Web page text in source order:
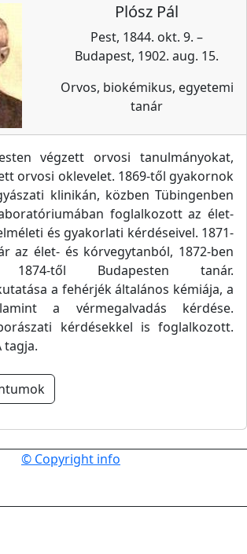
Plósz Pál
Pest, 1844. okt. 9. –
Budapest, 1902. aug. 15.
Orvos, biokémikus, egyetemi
tanár
végzett orvosi tanulmányokat,
orvosi oklevelet. 1869-től gyakornok
klinikán, közben Tübingenben
foglalkozott az élet-
és gyakorlati kérdéseivel. 1871-
az élet- és kórvegytanból, 1872-ben
1874-től Budapesten tanár.
a fehérjék általános kémiája, a
a vérmegalvadás kérdése.
kérdésekkel is foglalkozott.
tagja.
© Copyright info